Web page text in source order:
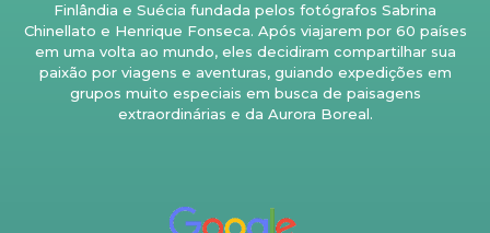
Finlândia e Suécia fundada pelos fotógrafos Sabrina
Chinellato e Henrique Fonseca. Após viajarem por 60 países
em uma volta ao mundo, eles decidiram compartilhar sua
paixão por viagens e aventuras, guiando expedições em
grupos muito especiais em busca de paisagens
extraordinárias e da Aurora Boreal.